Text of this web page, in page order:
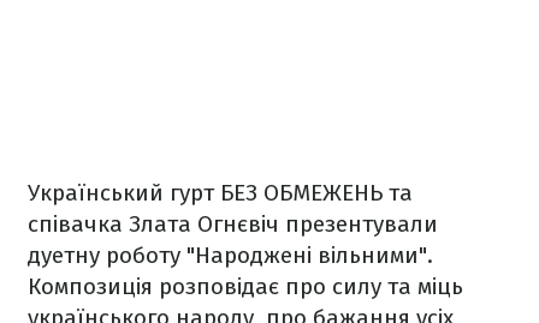
Український гурт БЕЗ ОБМЕЖЕНЬ та
співачка Злата Огнєвіч презентували
дуетну роботу "Народжені вільними".
Композиція розповідає про силу та міць